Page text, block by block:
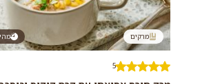
מרקים
5